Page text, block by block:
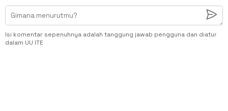
Isi komentar sepenuhnya adalah tanggung jawab pengguna dan diatur
dalam UU ITE